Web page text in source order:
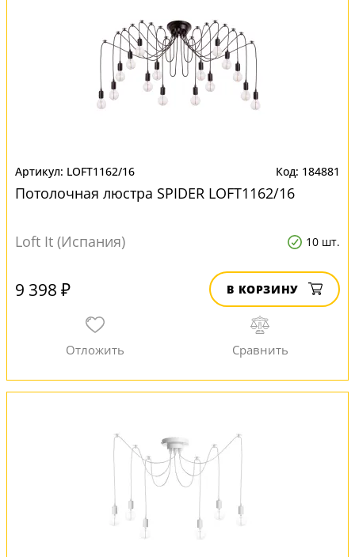
LOFT1162/16 184881
Потолочная люстра SPIDER LOFT1162/16
Loft It (Испания) 10 шт.
9 398 ₽ В КОРЗИНУ